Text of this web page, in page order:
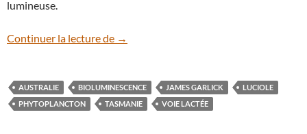
lumineuse.
Continuer la lecture de Voie lactée et bioluminescence dans le
→
AUSTRALIE BIOLUMINESCENCE JAMES GARLICK
LUCIOLE
PHYTOPLANCTON
TASMANIE VOIE LACTÉE